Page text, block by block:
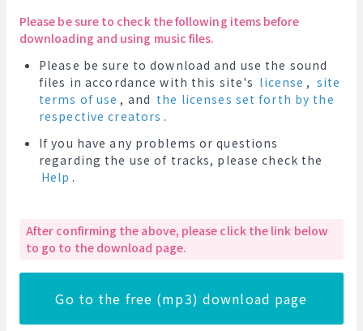
Please be sure to check the following items before
downloading and using music files.
Please be sure to download and use the sound
files in accordance with this site's license , site
terms of use , and the licenses set forth by the
respective creators .
If you have any problems or questions
regarding the use of tracks, please check the
Help .
After confirming the above, please click the link below
to go to the download page.
Go to the free (mp3) download page